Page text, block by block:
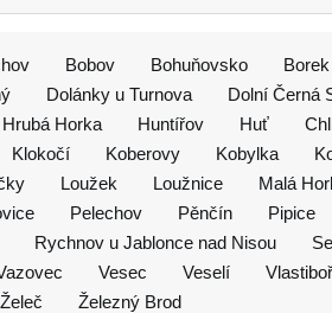
Bobov Bohuňovsko Borek
Dolánky u Turnova Dolní Černá
Hrubá Horka Huntířov Huť
Klokočí Koberovy Kobylka
Loužek Loužnice Malá
Pelechov Pěnčín Pipice
Rychnov u Jablonce nad Nisou
Vesec Veselí Vlastiboř
Želeč Železný Brod